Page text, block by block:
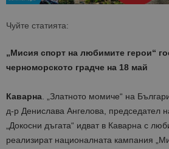
Чуйте статията:
„Мисия спорт на любимите герои“
черноморското градче на 18 май
Каварна. „Златното момиче“ на
д-р Денислава Ангелова, председател
„Докосни дъгата“ идват в Каварна с
реализират националната кампания